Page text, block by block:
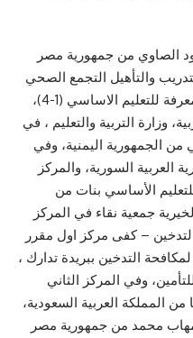
الصاوي من جمهورية مصر
والتأهيل التجمع الصحي
الثاني بمدينة جدة، مدرسة صرح المعرفة للتعليم الاساسي (1-4)،
وزارة التربية والتعليم ، في
الجمهورية اليمنية، وفي
العربية السورية، والمركز
مدرسة عفيفة اليعربية ٥-٧ للتعليم الأساسي بنات من
جمعية نقاء في المركز
– كفى مركز اول مقرر
التدخين ببريدة تدارك ،
وفي المركز الثاني
المملكة العربية السعودية،
مهاب محمد من جمهورية مصر